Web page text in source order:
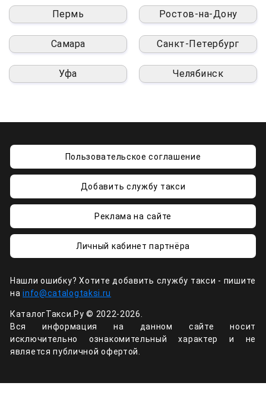
Пермь Ростов-на-Дону
Самара Санкт-Петербург
Уфа Челябинск
Пользовательское соглашение
Добавить службу такси
Реклама на сайте
Личный кабинет партнёра
Нашли ошибку? Хотите добавить службу такси - пишите
наinfo@catalogtaksi.ru
КаталогТакси.Ру © 2022-2026.
Вся информация на данном сайте носит
исключительно ознакомительный характер и не
является публичной офертой.